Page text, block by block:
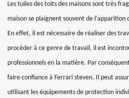
Les tuiles des toits des maisons sont très
maison se plaignent souvent de l'apparition
En effet, il est nécessaire de réaliser des
procéder à ce genre de travail, il est
professionnels en la matière. Par
faire confiance à Ferrari steven. Il peut
utilisant les équipements de protection